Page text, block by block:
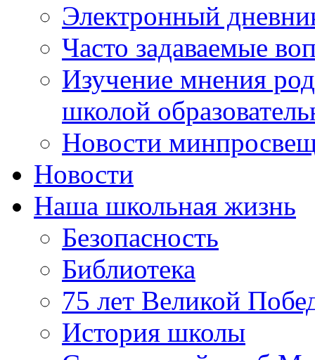
Электронный
Часто задаваемые
Изучение мнения
школой
Новости
Новости
Наша школьная жизнь
Безопасность
Библиотека
75 лет Великой
История школы